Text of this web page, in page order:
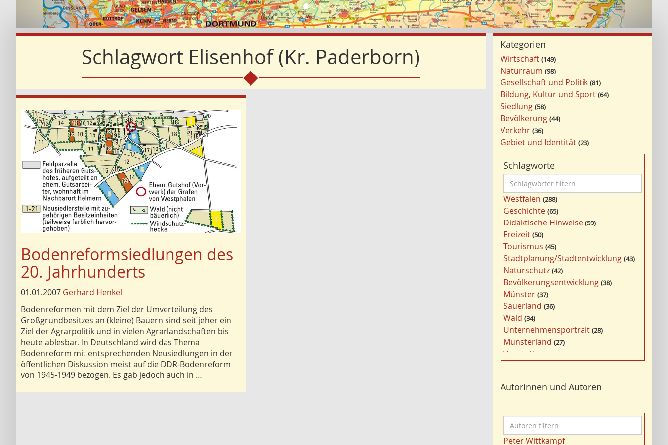
Schlagwort Elisenhof (Kr. Paderborn)
Bodenreformsiedlungen des
20. Jahrhunderts
01.01.2007 Gerhard Henkel
Bodenreformen mit dem Ziel der Umverteilung des
Großgrundbesitzes an (kleine) Bauern sind seit jeher ein
Ziel der Agrarpolitik und in vielen Agrarlandschaften bis
heute ablesbar. In Deutschland wird das Thema
Bodenreform mit entsprechenden Neusiedlungen in der
öffentlichen Diskussion meist auf die DDR-Bodenreform
von 1945-1949 bezogen. Es gab jedoch auch in …
Kategorien
Wirtschaft 149
Naturraum 98
Gesellschaft und Politik 81
Bildung, Kultur und Sport 64
Siedlung 58
Bevölkerung 44
Verkehr 36
Gebiet und Identität 23
Schlagworte
c
h
l
a
g
w
ö
r
t
e
r
f
i
l
t
r
n
Westfalen 288
Geschichte 65
Didaktische Hinweise 59
Freizeit 50
Tourismus 45
Stadtplanung/Stadtentwicklung 43
Naturschutz 42
Bevölkerungsentwicklung 38
Münster 37
Sauerland 36
Wald 34
Unternehmensportrait 28
Münsterland 27
Vegetation
Nordrhein-Westfalen 25
Bergbau 24
Kultur 22
Kulturlandschaft
Wohnen 21
Autorinnen und Autoren
u
Peter Wittkampf